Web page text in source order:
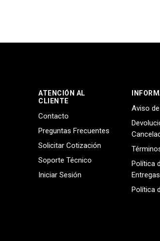
ATENCIÓN AL
CLIENTE
Contacto
Preguntas Frecuentes
Solicitar Cotización
Soporte Técnico
Iniciar Sesión
Aviso
Política
Entregas
Política